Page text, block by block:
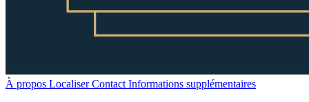
À propos Localiser Contact Informations supplémentaires